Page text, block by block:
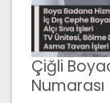
Çiğli
Numarası